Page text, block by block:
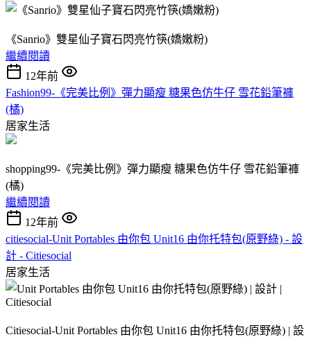
《Sanrio》雙星仙子寶石閃亮竹筷(嬌嫩粉)
繼續閱讀
12年前
Fashion99-《完美比例》彈力顯瘦 糖果色仿牛仔 雪花鉛筆褲
(橘)
居家生活
shopping99-《完美比例》彈力顯瘦 糖果色仿牛仔 雪花鉛筆褲
(橘)
繼續閱讀
12年前
citiesocial-Unit Portables 由你包 Unit16 由你托特包(原野綠) - 設
計 - Citiesocial
居家生活
Citiesocial-Unit Portables 由你包 Unit16 由你托特包(原野綠) | 設